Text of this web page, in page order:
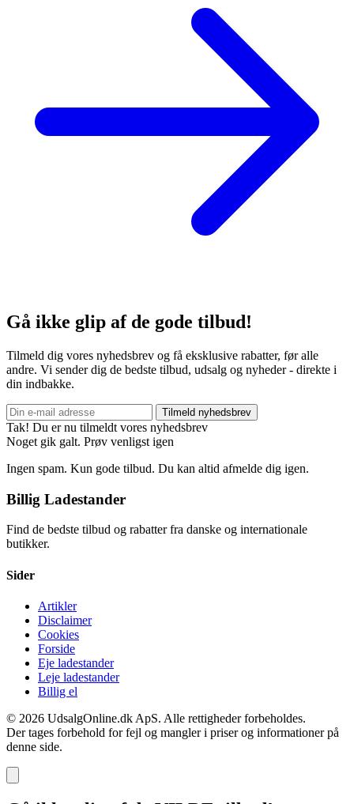
Gå ikke glip af de gode tilbud!
Tilmeld dig vores nyhedsbrev og få eksklusive rabatter, før alle
andre. Vi sender dig de bedste tilbud, udsalg og nyheder - direkte i
din indbakke.
Tilmeld nyhedsbrev
Tak! Du er nu tilmeldt vores nyhedsbrev
Noget gik galt. Prøv venligst igen
Ingen spam. Kun gode tilbud. Du kan altid afmelde dig igen.
Billig Ladestander
Find de bedste tilbud og rabatter fra danske og internationale
butikker.
Sider
Artikler
Disclaimer
Cookies
Forside
Eje ladestander
Leje ladestander
Billig el
© 2026 UdsalgOnline.dk ApS. Alle rettigheder forbeholdes.
Der tages forbehold for fejl og mangler i priser og informationer på
denne side.